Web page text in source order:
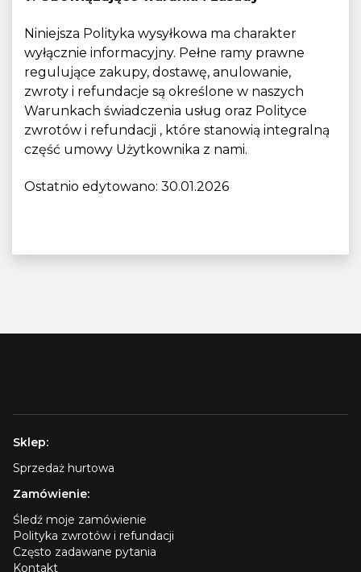
Niniejsza Polityka wysyłkowa ma charakter
wyłącznie informacyjny. Pełne ramy prawne
regulujące zakupy, dostawę, anulowanie,
zwroty i refundacje są określone w naszych
Warunkach świadczenia usług oraz Polityce
zwrotów i refundacji , które stanowią integralną
część umowy Użytkownika z nami.
Ostatnio edytowano: 30.01.2026
Sklep:
Sprzedaż hurtowa
Zamówienie:
Śledź moje zamówienie
Polityka zwrotów i refundacji
Często zadawane pytania
Kontakt